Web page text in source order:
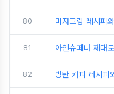
80 마자그랑 레시피
81 아인슈페너 제대
82 방탄 커피 레시피